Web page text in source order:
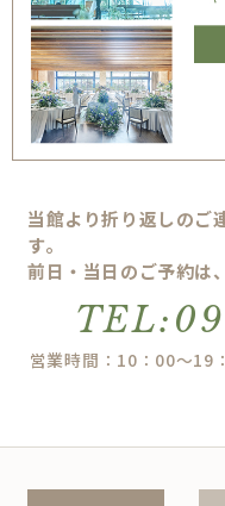
当館より折り返しのご
す。
前日・当日のご予約は
営業時間：10：00～19